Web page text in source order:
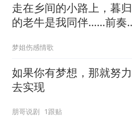
走在乡间的小路上，暮归
的老牛是我同伴……前奏
梦姐伤感情歌
如果你有梦想，那就努力
去实现
朋哥说剧 1跟贴